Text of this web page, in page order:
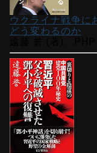
ウクライナ戦争
どう変わるのか